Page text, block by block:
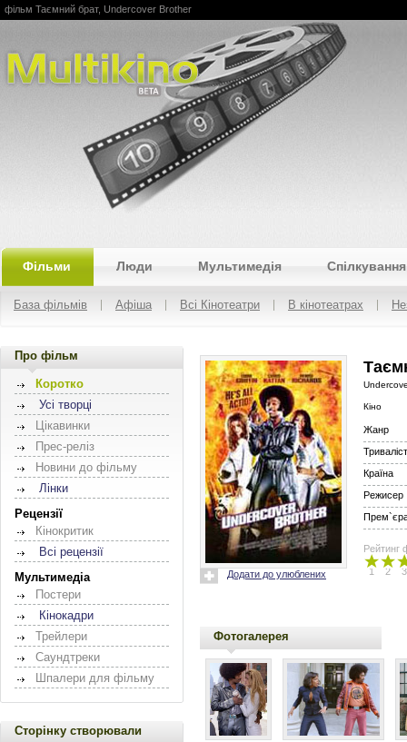
Multikino
фільм Таємний брат, Undercover Brother
Фільми Люди Мультимедія Спілкування
База фільмів Афіша Всі Кінотеатри В кінотеатрах
Про фільм
Коротко
Усі творці
Цікавинки
Прес-реліз
Новини до фільму
Лінки
Рецензії
Кінокритик
Всі рецензії
Мультимедіа
Постери
Кінокадри
Трейлери
Саундтреки
Шпалери для фільму
Сторінку створювали
Додати до улюблених
Кіно
Жанр
Країна
Режисер
Прем`єра
Рейтинг
1 2 3
Фотогалерея